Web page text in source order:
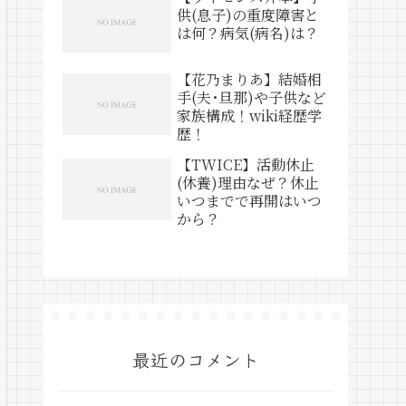
供(息子)の重度障害と
は何？病気(病名)は？
【花乃まりあ】結婚相
手(夫･旦那)や子供など
家族構成！wiki経歴学
歴！
【TWICE】活動休止
(休養)理由なぜ？休止
いつまでで再開はいつ
から？
最近のコメント